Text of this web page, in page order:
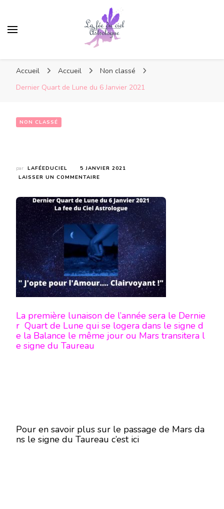
Accueil Accueil
Non classé
Dernier Quart de Lune du 6 Janvier 2021
NON CLASSÉ
par LAFÉEDUCIEL
5 JANVIER 2021
LAISSER UN COMMENTAIRE
DE
LUNE
DU
6
JANVIER
2021
La première lunaison de l’année sera le Dernie
r Quart de Lune qui se logera dans le signe d
e la Balance le même jour ou Mars transitera l
e signe du Taureau
Pour en savoir plus sur le passage de Mars da
ns le signe du Taureau c’est ici